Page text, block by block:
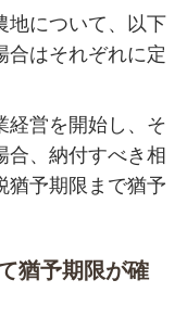
地について、以下
合はそれぞれに定
経営を開始し、そ
合、納付すべき相
猶予期限まで猶予
猶予期限が確